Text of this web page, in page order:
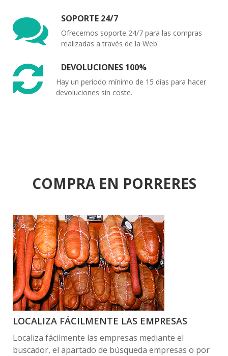
SOPORTE 24/7
Ofrecemos soporte 24/7 para las compras
realizadas a través de la Web
DEVOLUCIONES 100%
Hay un periodo mínimo de 15 días para hacer
devoluciones sin coste.
COMPRA EN PORRERES
LOCALIZA FÁCILMENTE LAS EMPRESAS
Localiza fácilmente las empresas mediante el
buscador, el apartado de búsqueda empresas o por